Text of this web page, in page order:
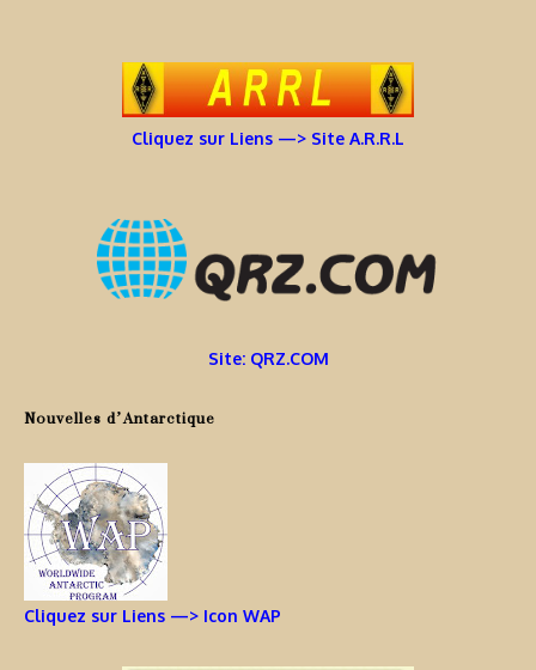
Cliquez sur Liens —> Site A.R.R.L
Site: QRZ.COM
Nouvelles d’Antarctique
Cliquez sur Liens —> Icon WAP